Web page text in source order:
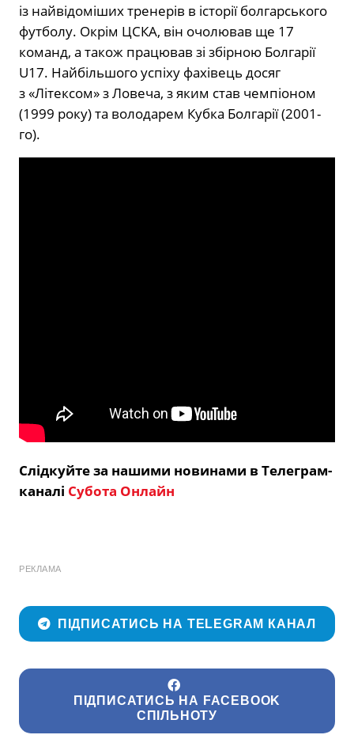
із найвідоміших тренерів в історії болгарського
футболу. Окрім ЦСКА, він очолював ще 17
команд, а також працював зі збірною Болгарії
U17. Найбільшого успіху фахівець досяг
з «Літексом» з Ловеча, з яким став чемпіоном
(1999 року) та володарем Кубка Болгарії (2001-
го).
Слідкуйте за нашими новинами в Телеграм-
каналі Субота Онлайн
РЕКЛАМА
ПІДПИСАТИСЬ НА TELEGRAM КАНАЛ
ПІДПИСАТИСЬ НА FACEBOOK
СПІЛЬНОТУ